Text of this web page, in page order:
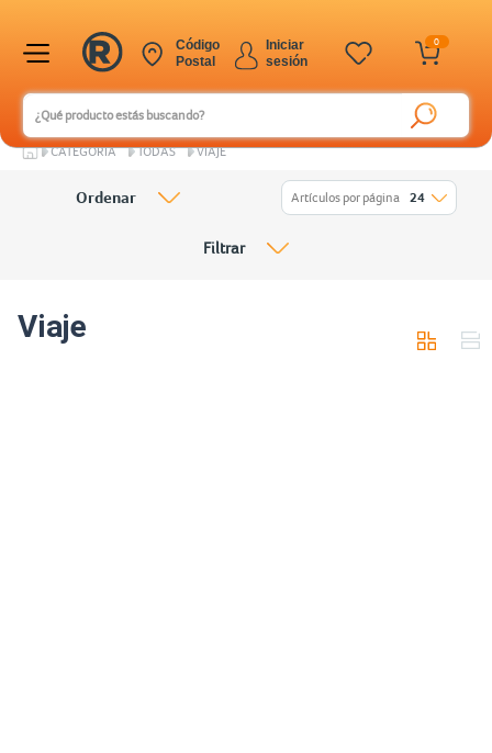
0
Iniciar
sesión
Código
Postal
CATEGORÍA TODAS VIAJE
Viaje
Ordenar Artículos por página 24
Filtrar